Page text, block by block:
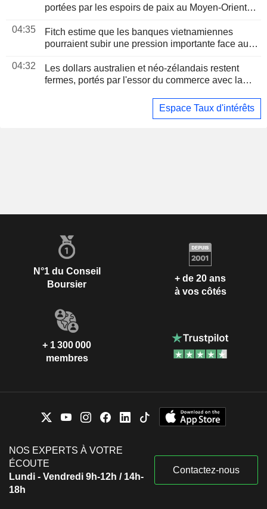
portées par les espoirs de paix au Moyen-Orient et
04:35
Fitch estime que les banques vietnamiennes
pourraient subir une pression importante face aux
04:32
Les dollars australien et néo-zélandais restent
fermes, portés par l'essor du commerce avec la
Espace Taux d'intérêts
N°1 du Conseil
Boursier
+ de 20 ans
à vos côtés
+ 1 300 000
membres
NOS EXPERTS À VOTRE
ÉCOUTE
Lundi - Vendredi 9h-12h / 14h-
18h
Contactez-nous